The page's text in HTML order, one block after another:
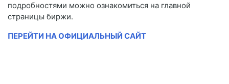
подробностями можно ознакомиться на главной
страницы биржи.
ПЕРЕЙТИ НА ОФИЦИАЛЬНЫЙ САЙТ